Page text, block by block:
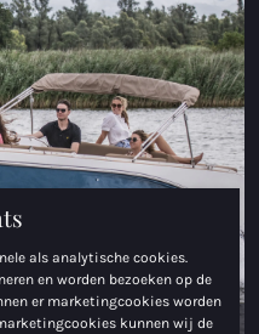
als analytische cookies.
en worden bezoeken op de
er marketingcookies worden
kunnen wij de